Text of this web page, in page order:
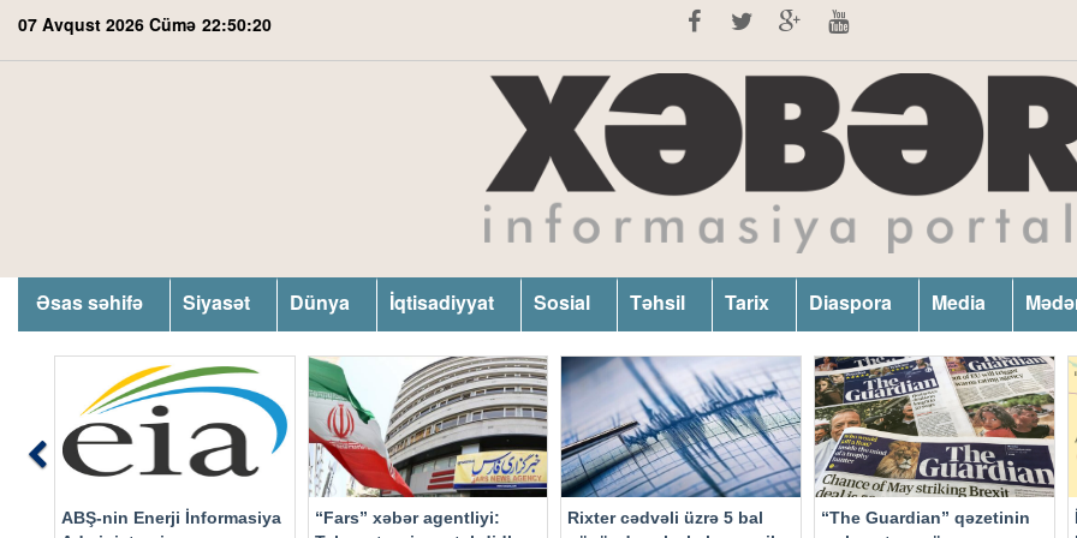
07 Avqust 2026 Cümə 22:50:21
Əsas səhifə Siyasət Dünya İqtisadiyyat Sosial Təhsil Tarix Diaspora Media
ABŞ-nin Enerji İnformasiya
“Fars” xəbər agentliyi:
Rixter cədvəli üzrə 5 bal
“The Guardian” qəzetinin
Previous